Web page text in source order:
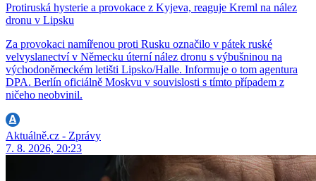
Protiruská hysterie a provokace z Kyjeva, reaguje Kreml na nález
dronu v Lipsku
Za provokaci namířenou proti Rusku označilo v pátek ruské
velvyslanectví v Německu úterní nález dronu s výbušninou na
východoněmeckém letišti Lipsko/Halle. Informuje o tom agentura
DPA. Berlín oficiálně Moskvu v souvislosti s tímto případem z
ničeho neobvinil.
Aktuálně.cz - Zprávy
7. 8. 2026, 20:23